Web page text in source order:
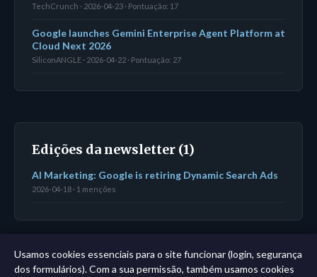
TechCrunch · 2026-04-23 · Pontuação: 17
Google launches Gemini Enterprise Agent Platform at
Cloud Next 2026
SiliconANGLE · 2026-04-22 · Pontuação: 27
Edições da newsletter (1)
AI Marketing: Google is retiring Dynamic Search Ads
2026-04-18 · 1 menções
← Painel|Todas as entidades|Análise de 11 anos →
Usamos cookies essenciais para o site funcionar (login, segurança
dos formulários). Com a sua permissão, também usamos cookies